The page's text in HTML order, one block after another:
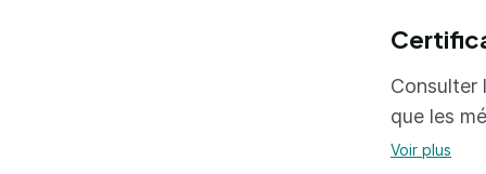
Épreuve /
Épreuve
Consulter
que les
Voir plus